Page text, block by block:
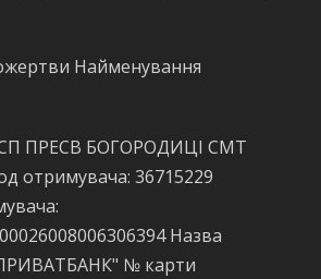
Найменування
ПРЕСВ БОГОРОДИЦІ СМТ
36715229
Назва
№ карти